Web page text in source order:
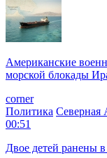
Американские
морской блокады
corner
Политика Северная
00:51
Двое детей ранены